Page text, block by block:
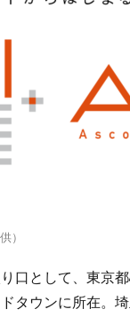
）
口として、東京
タウンに所在。